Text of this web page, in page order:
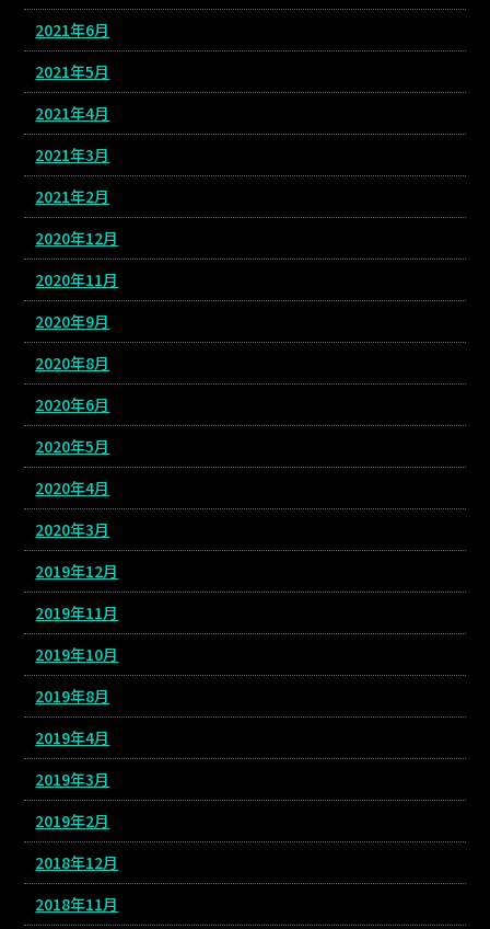
2021年6月
2021年5月
2021年4月
2021年3月
2021年2月
2020年12月
2020年11月
2020年9月
2020年8月
2020年6月
2020年5月
2020年4月
2020年3月
2019年12月
2019年11月
2019年10月
2019年8月
2019年4月
2019年3月
2019年2月
2018年12月
2018年11月